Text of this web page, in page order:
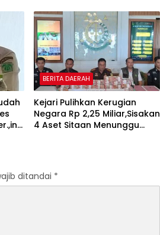
BERITA DAERAH
Kejari Pulihkan Kerugian
Negara Rp 2,25 Miliar,Sisakan
4 Aset Sitaan Menunggu
ditandai *